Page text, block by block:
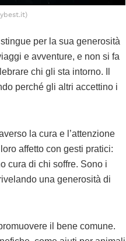
per la sua generosità
e avventure, e non si fa
chi gli sta intorno. Il
perché gli altri accettino i
la cura e l’attenzione
affetto con gesti pratici:
cura di chi soffre. Sono i
una generosità di
il bene comune.